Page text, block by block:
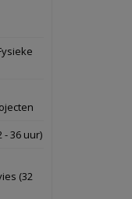
Bekijk
36 uur)
(32